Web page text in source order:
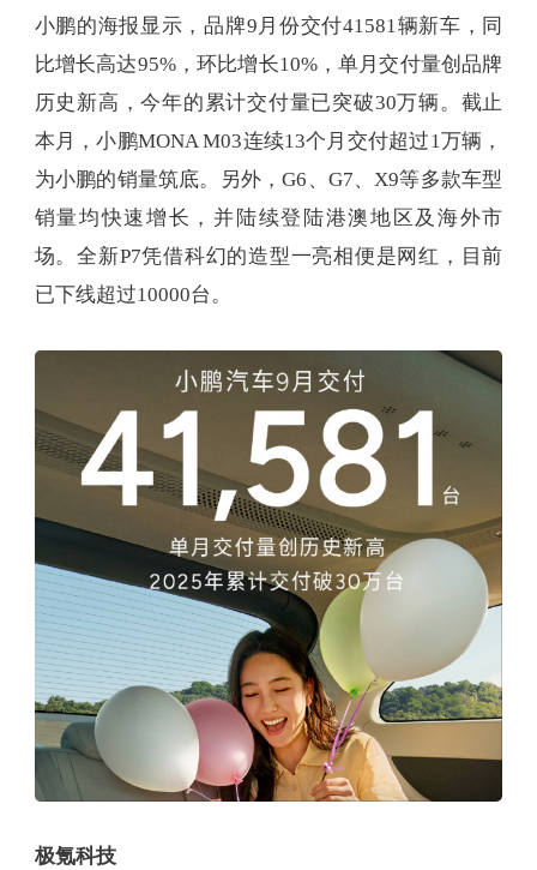
小鹏的海报显示，品牌9月份交付41581辆新车，同
比增长高达95%，环比增长10%，单月交付量创品牌
历史新高，今年的累计交付量已突破30万辆。截止
本月，小鹏MONA M03连续13个月交付超过1万辆，
为小鹏的销量筑底。另外，G6、G7、X9等多款车型
销量均快速增长，并陆续登陆港澳地区及海外市
场。全新P7凭借科幻的造型一亮相便是网红，目前
已下线超过10000台。
极氪科技